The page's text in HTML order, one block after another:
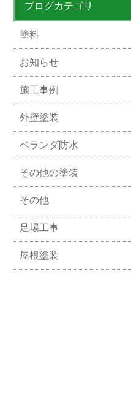
ブログカテゴリ
塗料
お知らせ
施工事例
外壁塗装
ベランダ防水
その他の塗装
その他
足場工事
屋根塗装